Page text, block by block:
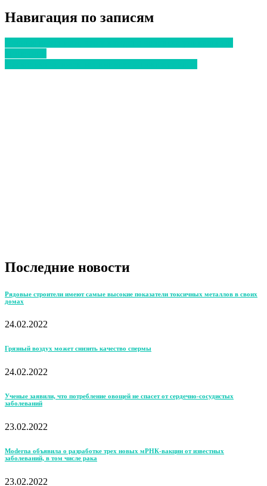
Навигация по записям
Последние новости
Рядовые строители имеют самые высокие показатели токсичных металлов в своих
домах
24.02.2022
Грязный воздух может снизить качество спермы
24.02.2022
Ученые заявили, что потребление овощей не спасет от сердечно-сосудистых
заболеваний
23.02.2022
Moderna объявила о разработке трех новых мРНК-вакцин от известных
заболеваний, в том числе рака
23.02.2022